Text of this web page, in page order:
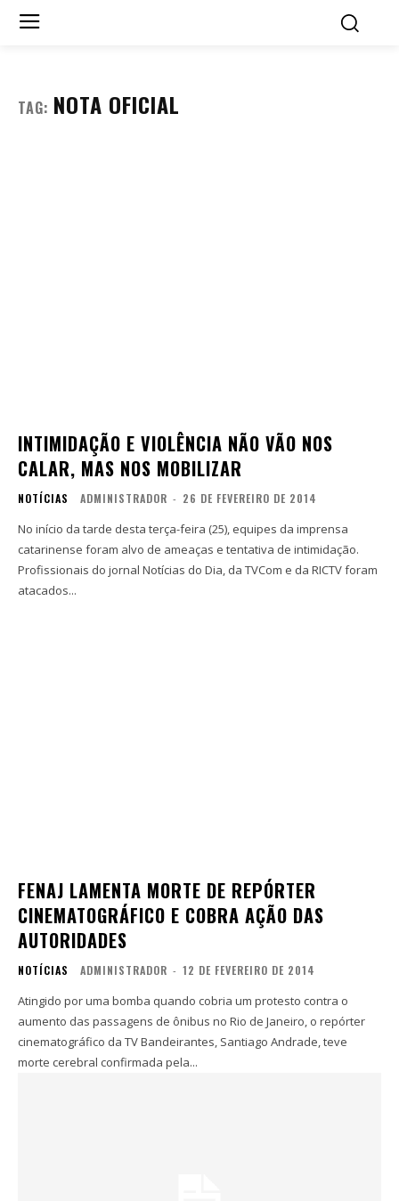
TAG: NOTA OFICIAL
INTIMIDAÇÃO E VIOLÊNCIA NÃO VÃO NOS
CALAR, MAS NOS MOBILIZAR
NOTÍCIAS ADMINISTRADOR - 26 DE FEVEREIRO DE 2014
No início da tarde desta terça-feira (25), equipes da imprensa
catarinense foram alvo de ameaças e tentativa de intimidação.
Profissionais do jornal Notícias do Dia, da TVCom e da RICTV foram
atacados...
FENAJ LAMENTA MORTE DE REPÓRTER
CINEMATOGRÁFICO E COBRA AÇÃO DAS
AUTORIDADES
NOTÍCIAS ADMINISTRADOR - 12 DE FEVEREIRO DE 2014
Atingido por uma bomba quando cobria um protesto contra o
aumento das passagens de ônibus no Rio de Janeiro, o repórter
cinematográfico da TV Bandeirantes, Santiago Andrade, teve
morte cerebral confirmada pela...